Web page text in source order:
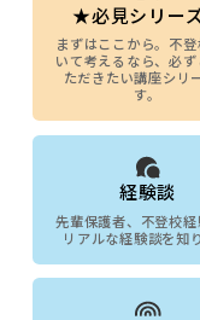
★必見シリー
まずはここから。不登
いて考えるなら、必ず
ただきたい講座シリ
す。
経験談
先輩保護者、不登校経
リアルな経験談を知